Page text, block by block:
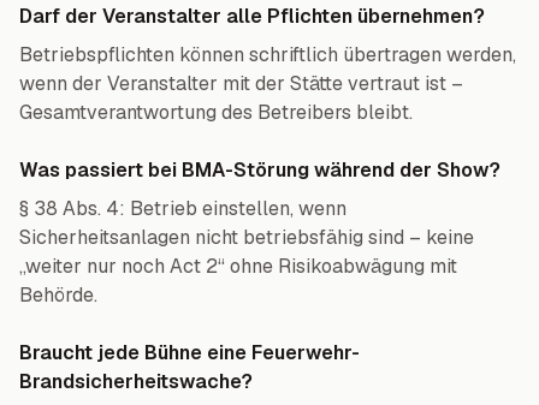
Darf der Veranstalter alle Pflichten übernehmen?
Betriebspflichten können schriftlich übertragen werden,
wenn der Veranstalter mit der Stätte vertraut ist –
Gesamtverantwortung des Betreibers bleibt.
Was passiert bei BMA-Störung während der Show?
§ 38 Abs. 4: Betrieb einstellen, wenn
Sicherheitsanlagen nicht betriebsfähig sind – keine
„weiter nur noch Act 2“ ohne Risikoabwägung mit
Behörde.
Braucht jede Bühne eine Feuerwehr-
Brandsicherheitswache?